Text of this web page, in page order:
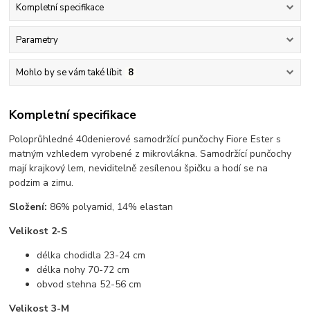
Kompletní specifikace
Parametry
Mohlo by se vám také líbit 8
Kompletní specifikace
Poloprůhledné 40denierové samodržící punčochy Fiore Ester s
matným vzhledem vyrobené z mikrovlákna. Samodržící punčochy
mají krajkový lem, neviditelně zesílenou špičku a hodí se na
podzim a zimu.
Složení: 86% polyamid, 14% elastan
Velikost 2-S
délka chodidla 23-24 cm
délka nohy 70-72 cm
obvod stehna 52-56 cm
Velikost 3-M